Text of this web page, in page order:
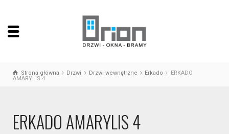
Strona główna Drzwi Drzwi wewnętrzne Erkado
ERKADO
AMARYLIS 4
ERKADO AMARYLIS 4